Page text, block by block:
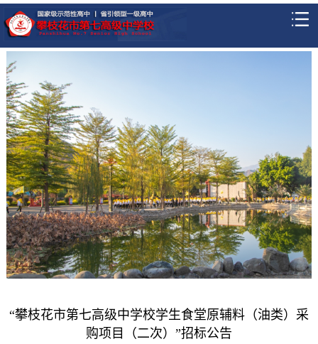
“攀枝花市第七高级中学校学生食堂原辅料（油类）采
购项目（二次）”招标公告